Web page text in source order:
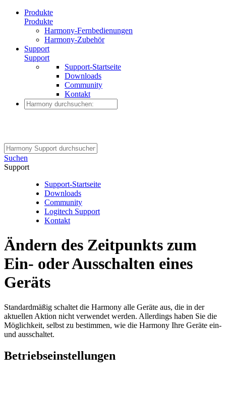
Produkte
Produkte
Harmony-Fernbedienungen
Harmony-Zubehör
Support
Support
Support-Startseite
Downloads
Community
Kontakt
Suchen
Support
Support-Startseite
Downloads
Community
Logitech Support
Kontakt
Ändern des Zeitpunkts zum
Ein- oder Ausschalten eines
Geräts
Standardmäßig schaltet die Harmony alle Geräte aus, die in der
aktuellen Aktion nicht verwendet werden. Allerdings haben Sie die
Möglichkeit, selbst zu bestimmen, wie die Harmony Ihre Geräte ein-
und ausschaltet.
Betriebseinstellungen